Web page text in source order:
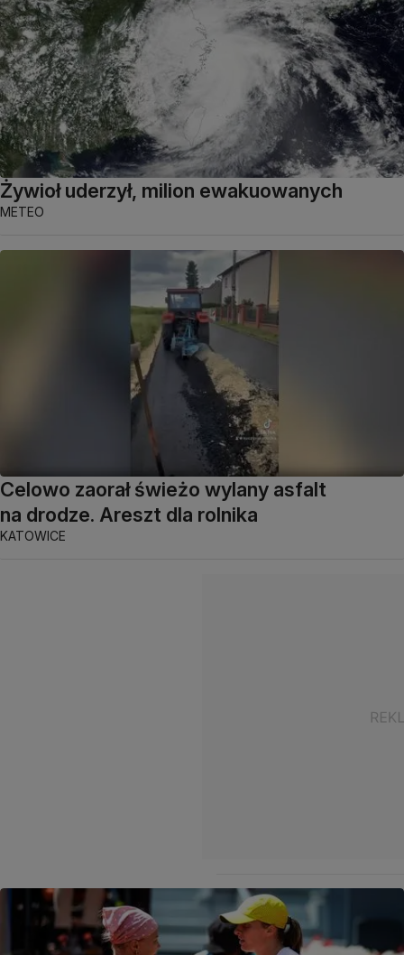
Żywioł uderzył, milion ewakuowanych
METEO
Celowo zaorał świeżo wylany asfalt
na drodze. Areszt dla rolnika
KATOWICE